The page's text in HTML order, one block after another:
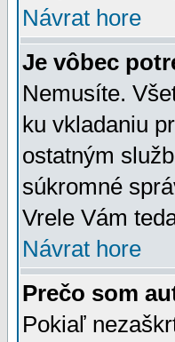
Návrat hore
Je vôbec
Nemusíte.
ku vkladaniu
ostatným
súkromné
Vrele Vám
Návrat hore
Prečo som
Pokiaľ